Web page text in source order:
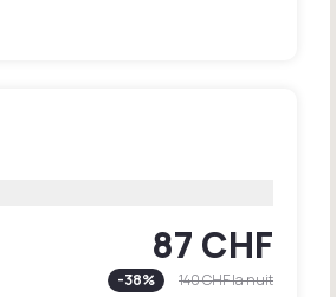
87 CHF
-38% 140 CHFla nuit